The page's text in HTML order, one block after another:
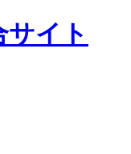
イト